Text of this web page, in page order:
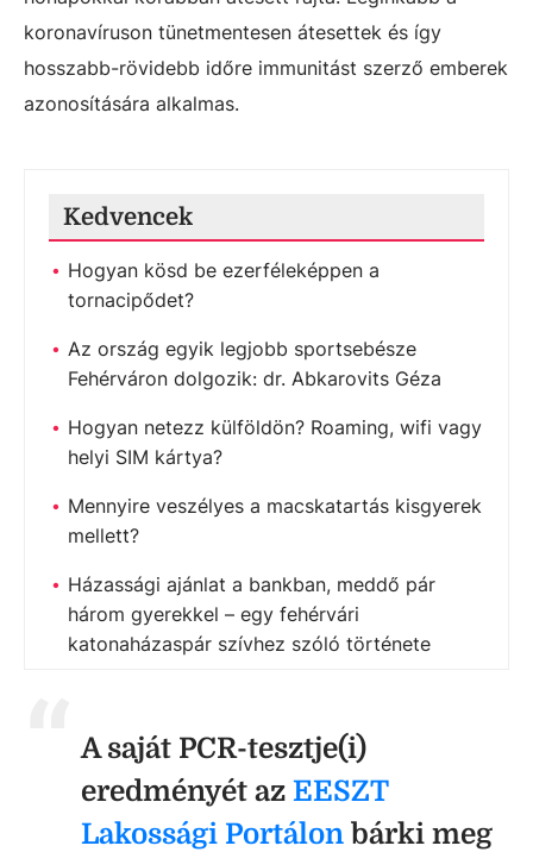
koronavíruson tünetmentesen átesettek és így
hosszabb-rövidebb időre immunitást szerző emberek
azonosítására alkalmas.
Kedvencek
Hogyan kösd be ezerféleképpen a
tornacipődet?
Az ország egyik legjobb sportsebésze
Fehérváron dolgozik: dr. Abkarovits Géza
Hogyan netezz külföldön? Roaming, wifi vagy
helyi SIM kártya?
Mennyire veszélyes a macskatartás kisgyerek
mellett?
Házassági ajánlat a bankban, meddő pár
három gyerekkel – egy fehérvári
katonaházaspár szívhez szóló története
A saját PCR-tesztje(i)
eredményét az EESZT
Lakossági Portálon bárki meg